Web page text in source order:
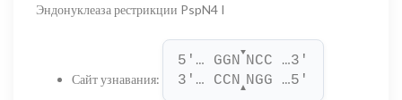
250,00 ₽
–
Эндонуклеаза рестрикции PspN4 I
Сайт узнавания:
5'… GGN
▼
NCC …3'
3'… CCN▲NGG …5'